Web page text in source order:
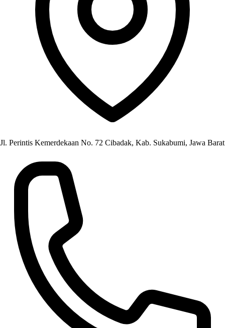
Jl. Perintis Kemerdekaan No. 72 Cibadak, Kab. Sukabumi, Jawa Barat